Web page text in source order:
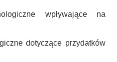
wpływające na
dotyczące przydatków